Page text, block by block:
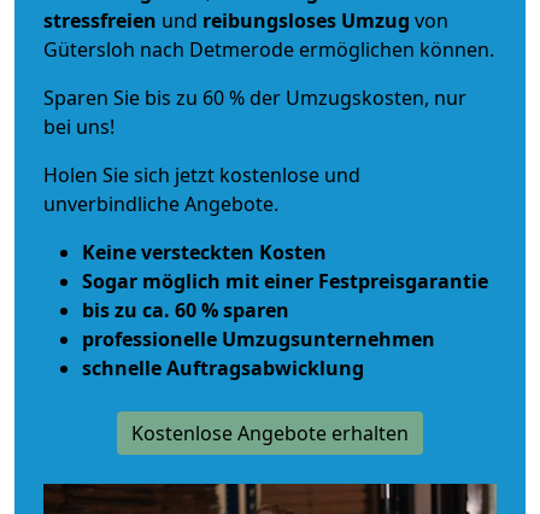
stressfreien und reibungsloses Umzug von
Gütersloh nach Detmerode ermöglichen können.
Sparen Sie bis zu 60 % der Umzugskosten, nur
bei uns!
Holen Sie sich jetzt kostenlose und
unverbindliche Angebote.
Keine versteckten Kosten
Sogar möglich mit einer Festpreisgarantie
bis zu ca. 60 % sparen
professionelle Umzugsunternehmen
schnelle Auftragsabwicklung
Kostenlose Angebote erhalten